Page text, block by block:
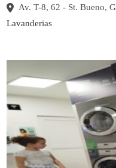
Av. T-8, 62 - St. Bueno,
Lavanderias